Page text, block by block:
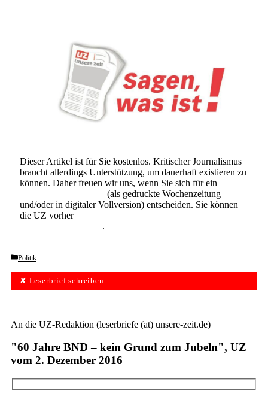
Dieser Artikel ist für Sie kostenlos. Kritischer Journalismus
braucht allerdings Unterstützung, um dauerhaft existieren zu
können. Daher freuen wir uns, wenn Sie sich für ein
(als gedruckte Wochenzeitung
und/oder in digitaler Vollversion) entscheiden. Sie können
die UZ vorher
.
Categories
Politik
✘ Leserbrief schreiben
An die UZ-Redaktion (leserbriefe (at) unsere-zeit.de)
"60 Jahre BND – kein Grund zum Jubeln", UZ
vom 2. Dezember 2016